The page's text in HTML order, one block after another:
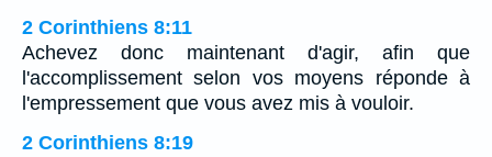
2 Corinthiens 8:11
Achevez donc maintenant d'agir, afin que
l'accomplissement selon vos moyens réponde à
l'empressement que vous avez mis à vouloir.
2 Corinthiens 8:19